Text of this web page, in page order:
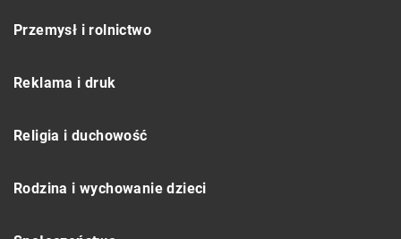
Przemysł i rolnictwo
Reklama i druk
Religia i duchowość
Rodzina i wychowanie dzieci